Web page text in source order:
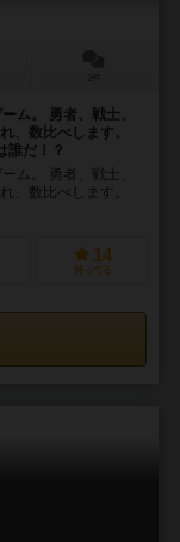
ム。 勇者、戦士、
、数比べします。
誰だ！？
ム。 勇者、戦士、
、数比べします。
14
持ってる